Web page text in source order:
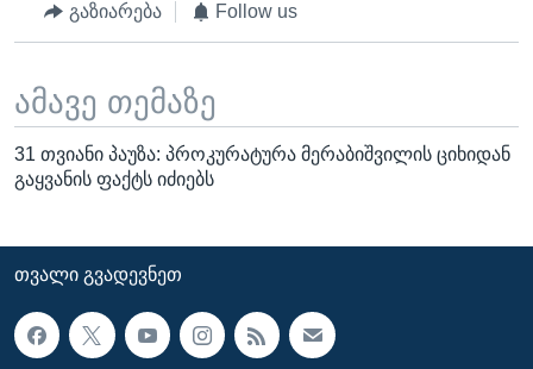
გაზიარება Follow us
ამავე თემაზე
31 თვიანი პაუზა: პროკურატურა მერაბიშვილის ციხიდან
გაყვანის ფაქტს იძიებს
ᲗᲕᲐᲚᲘ ᲒᲕᲐᲓᲔᲕᲜᲔᲗ